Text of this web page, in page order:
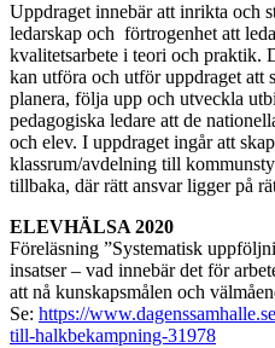
Uppdraget innebär att inrikta och
ledarskap och förtrogenhet att
kvalitetsarbete i teori och praktik.
kan utföra och utför uppdraget att
planera, följa upp och utveckla
pedagogiska ledare att de
och elev. I uppdraget ingår att
klassrum/avdelning till
tillbaka, där rätt ansvar ligger på
ELEVHÄLSA 2020
Föreläsning ”Systematisk
insatser – vad innebär det för
att nå kunskapsmålen och
Se: https://
till-halkbekampning-31978